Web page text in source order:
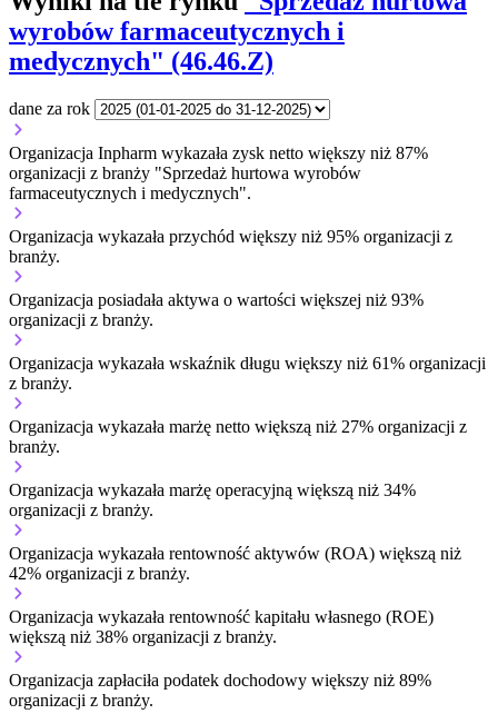
wyrobów farmaceutycznych i
medycznych" (46.46.Z)
dane za rok
Organizacja Inpharm wykazała zysk netto większy niż 87%
organizacji z branży "Sprzedaż hurtowa wyrobów
farmaceutycznych i medycznych".
Organizacja wykazała przychód większy niż 95% organizacji z
branży.
Organizacja posiadała aktywa o wartości większej niż 93%
organizacji z branży.
Organizacja wykazała wskaźnik długu większy niż 61% organizacji
z branży.
Organizacja wykazała marżę netto większą niż 27% organizacji z
branży.
Organizacja wykazała marżę operacyjną większą niż 34%
organizacji z branży.
Organizacja wykazała rentowność aktywów (ROA) większą niż
42% organizacji z branży.
Organizacja wykazała rentowność kapitału własnego (ROE)
większą niż 38% organizacji z branży.
Organizacja zapłaciła podatek dochodowy większy niż 89%
organizacji z branży.